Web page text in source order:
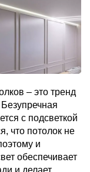
– это тренд
с подсветкой
что потолок не
и
обеспечивает